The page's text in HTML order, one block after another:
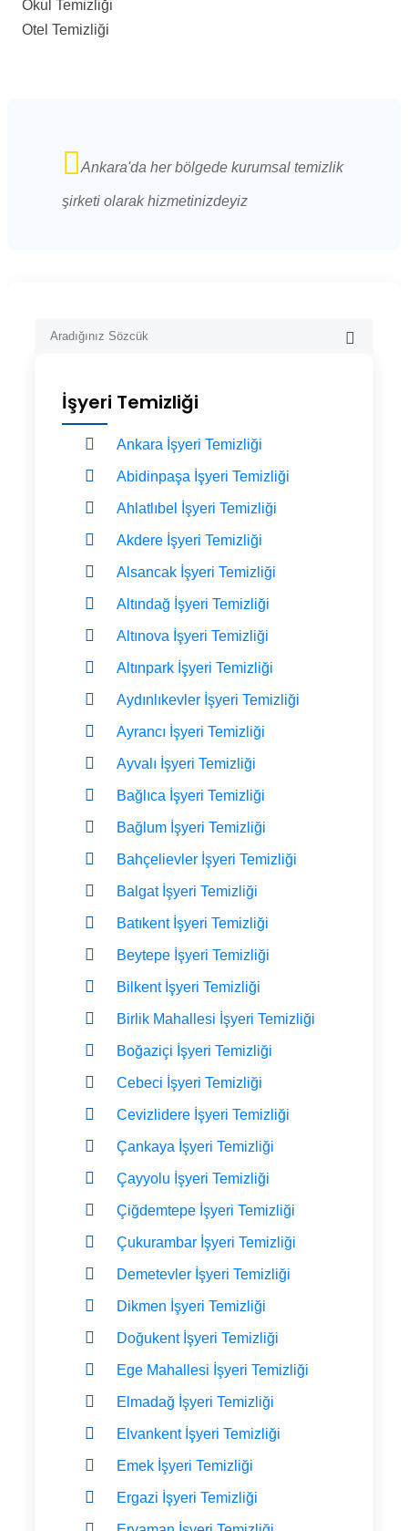
Okul Temizliği
Otel Temizliği
Ankara'da her bölgede kurumsal temizlik
şirketi olarak hizmetinizdeyiz
İşyeri Temizliği
Ankara İşyeri Temizliği
Abidinpaşa İşyeri Temizliği
Ahlatlıbel İşyeri Temizliği
Akdere İşyeri Temizliği
Alsancak İşyeri Temizliği
Altındağ İşyeri Temizliği
Altınova İşyeri Temizliği
Altınpark İşyeri Temizliği
Aydınlıkevler İşyeri Temizliği
Ayrancı İşyeri Temizliği
Ayvalı İşyeri Temizliği
Bağlıca İşyeri Temizliği
Bağlum İşyeri Temizliği
Bahçelievler İşyeri Temizliği
Balgat İşyeri Temizliği
Batıkent İşyeri Temizliği
Beytepe İşyeri Temizliği
Bilkent İşyeri Temizliği
Birlik Mahallesi İşyeri Temizliği
Boğaziçi İşyeri Temizliği
Cebeci İşyeri Temizliği
Cevizlidere İşyeri Temizliği
Çankaya İşyeri Temizliği
Çayyolu İşyeri Temizliği
Çiğdemtepe İşyeri Temizliği
Çukurambar İşyeri Temizliği
Demetevler İşyeri Temizliği
Dikmen İşyeri Temizliği
Doğukent İşyeri Temizliği
Ege Mahallesi İşyeri Temizliği
Elmadağ İşyeri Temizliği
Elvankent İşyeri Temizliği
Emek İşyeri Temizliği
Ergazi İşyeri Temizliği